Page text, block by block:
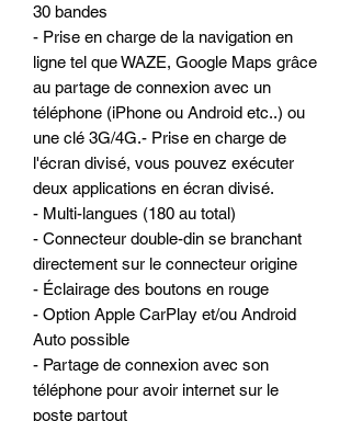
30 bandes
- Prise en charge de la navigation en
ligne tel que WAZE, Google Maps grâce
au partage de connexion avec un
téléphone (iPhone ou Android etc..) ou
une clé 3G/4G.- Prise en charge de
l'écran divisé, vous pouvez exécuter
deux applications en écran divisé.
- Multi-langues (180 au total)
- Connecteur double-din se branchant
directement sur le connecteur origine
- Éclairage des boutons en rouge
- Option Apple CarPlay et/ou Android
Auto possible
- Partage de connexion avec son
téléphone pour avoir internet sur le
poste partout